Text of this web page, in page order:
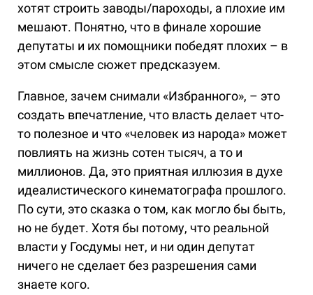
хотят строить заводы/пароходы, а плохие им
мешают. Понятно, что в финале хорошие
депутаты и их помощники победят плохих – в
этом смысле сюжет предсказуем.
Главное, зачем снимали «Избранного», – это
создать впечатление, что власть делает что-
то полезное и что «человек из народа» может
повлиять на жизнь сотен тысяч, а то и
миллионов. Да, это приятная иллюзия в духе
идеалистического кинематографа прошлого.
По сути, это сказка о том, как могло бы быть,
но не будет. Хотя бы потому, что реальной
власти у Госдумы нет, и ни один депутат
ничего не сделает без разрешения сами
знаете кого.